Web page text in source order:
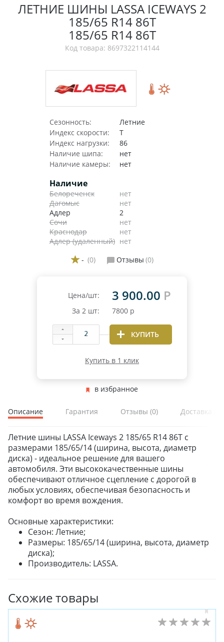
ЛЕТНИЕ ШИНЫ LASSA ICEWAYS 2
185/65 R14 86T
185/65 R14 86T
Код товара: 8697322114144
Сезонность:
Летние
Индекс скорости:
T
Индекс нагрузки:
86
Наличие шипа:
нет
Наличие камеры:
нет
Наличие
Белореченск
нет
Дагомыс
нет
Адлер
2
Сочи
нет
Краснодар
нет
Адлер (удаленный) нет
- (0) Отзывы (0)
Цена/шт: 3 900.00 Р
За 2 шт: 7800 р
КУПИТЬ
Купить в 1 клик
в избранное
Описание Гарантия Отзывы (0) Доставка и
Летние шины LASSA Iceways 2 185/65 R14 86T с
размерами 185/65/14 (ширина, высота, диаметр
диска) - идеальное решение для вашего
автомобиля. Эти высококачественные шины
обеспечивают отличное сцепление с дорогой в
любых условиях, обеспечивая безопасность и
комфорт во время вождения.
Основные характеристики:
Сезон: Летние;
Размеры: 185/65/14 (ширина, высота, диаметр
диска);
Производитель: LASSA.
Схожие товары